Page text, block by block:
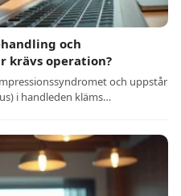
och
krävs operation?
och uppstår
i handleden kläms…